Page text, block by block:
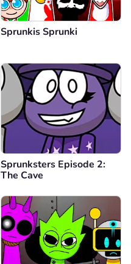
Sprunkis Sprunki
Sprunksters Episode 2:
The Cave